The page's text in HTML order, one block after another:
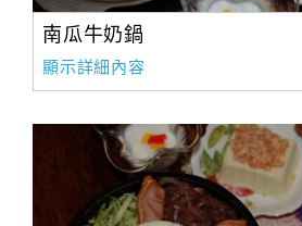
南瓜牛奶鍋
顯示詳細內容